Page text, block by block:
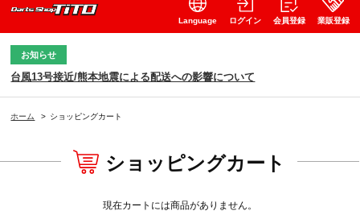
Language ログイン 会員登録 業販登録
お知らせ
台風13号接近/熊本地震による配送への影響について
ホーム > ショッピングカート
ショッピングカート
現在カートには商品がありません。